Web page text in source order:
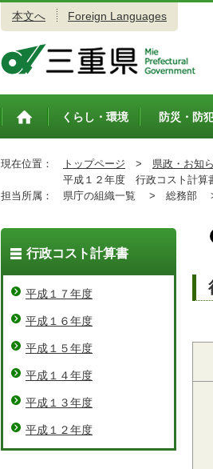
本文へ Foreign Languages
トップペ
くらし・環境 防災・防
現在位置： トップページ > 県政・お知
平成１２年度 行政コスト計算
担当所属：
県庁の組織一覧 > 総務部
行政コスト計算書
平成１７年度
平成１６年度
平成１５年度
平成１４年度
平成１３年度
平成１２年度